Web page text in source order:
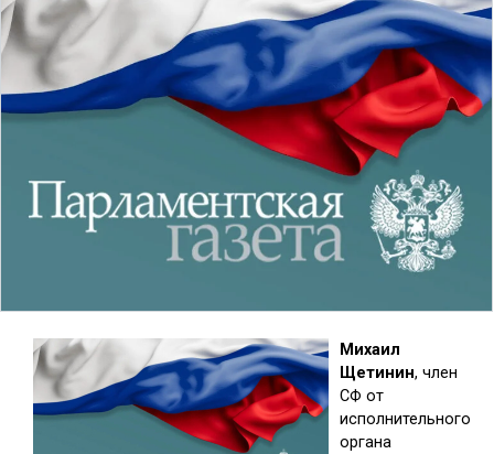
Михаил
Щетинин, член
СФ от
исполнительного
органа